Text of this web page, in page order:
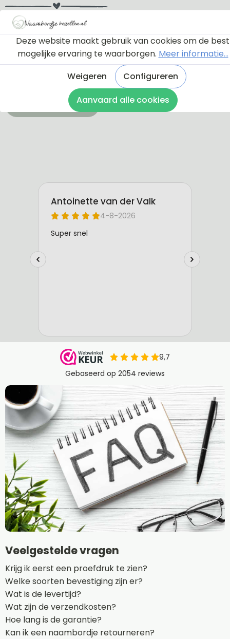
Via onderstaande knop komt u bij een instructie en
een tutorial die u een rondleiding geeft door de
ontwerptool. Hierdoor weet u precies hoe u zelf uw
naambordje helemaal kunt aanpassen en naar uw
eigen smaak kunt ontwerpen.
Bekijk de instructie
Veelgestelde vragen
Krijg ik eerst een proefdruk te zien?
Welke soorten bevestiging zijn er?
Wat is de levertijd?
Wat zijn de verzendkosten?
Hoe lang is de garantie?
Kan ik een naambordje retourneren?
Deze website maakt gebruik van cookies om de best
mogelijke ervaring te waarborgen. Meer informatie...
Weigeren
Configureren
Aanvaard alle cookies